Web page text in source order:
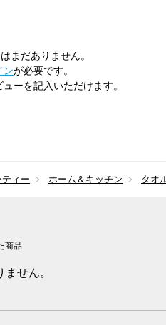
まだありません。
ンが必要です。
ーを記入いただけます。
ィー ホーム＆キッチン タオ
商品
せん。